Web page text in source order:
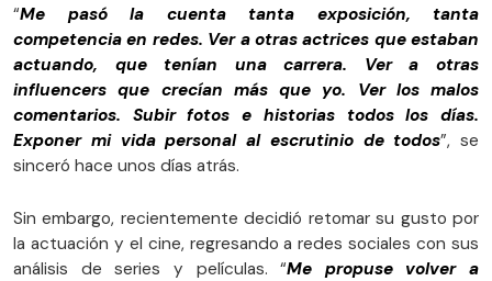
“Me pasó la cuenta tanta exposición, tanta
competencia en redes. Ver a otras actrices que estaban
actuando, que tenían una carrera. Ver a otras
influencers que crecían más que yo. Ver los malos
comentarios. Subir fotos e historias todos los días.
Exponer mi vida personal al escrutinio de todos”, se
sinceró hace unos días atrás.
Sin embargo, recientemente decidió retomar su gusto por
la actuación y el cine, regresando a redes sociales con sus
análisis de series y películas. “Me propuse volver a